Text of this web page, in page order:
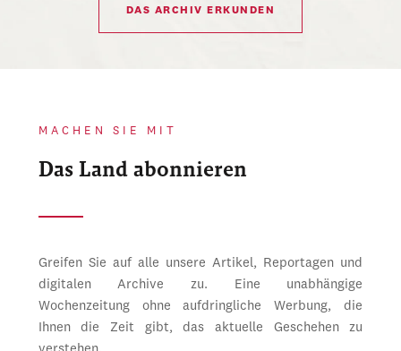
DAS ARCHIV ERKUNDEN
MACHEN SIE MIT
Das Land abonnieren
Greifen Sie auf alle unsere Artikel, Reportagen und
digitalen Archive zu. Eine unabhängige
Wochenzeitung ohne aufdringliche Werbung, die
Ihnen die Zeit gibt, das aktuelle Geschehen zu